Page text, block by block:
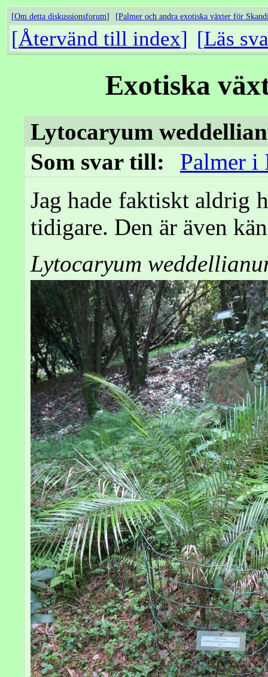
Om detta diskussionsforum Palmer och andra exotiska växter för
Återvänd till index Läs
Exotiska
Lytocaryum
Som svar till:
Palmer i
Jag hade faktiskt aldrig
tidigare. Den är även
Lytocaryum